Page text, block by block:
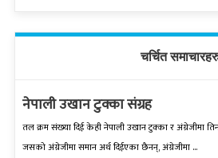
चर्चित
नेपाली उखान टुक्का संग्रह
तल क्रम संख्‍या दिई केही नेपाली उखान टुक्‍का र अंग्रेजीमा
जसको अंग्रेजीमा समान अर्थ दिईएका छैनन्, अंग्रेजीमा ...